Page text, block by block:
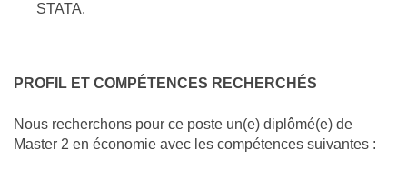
STATA.
PROFIL ET COMPÉTENCES RECHERCHÉS
Nous recherchons pour ce poste un(e) diplômé(e) de
Master 2 en économie avec les compétences suivantes :